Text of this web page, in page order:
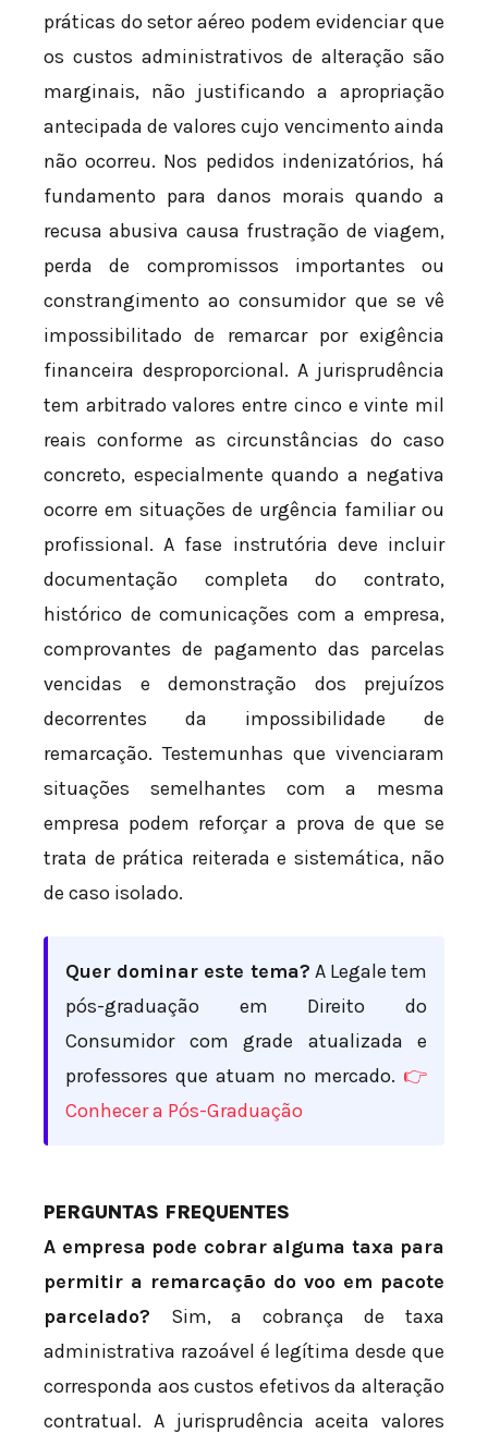
práticas do setor aéreo podem evidenciar que
os custos administrativos de alteração são
marginais, não justificando a apropriação
antecipada de valores cujo vencimento ainda
não ocorreu. Nos pedidos indenizatórios, há
fundamento para danos morais quando a
recusa abusiva causa frustração de viagem,
perda de compromissos importantes ou
constrangimento ao consumidor que se vê
impossibilitado de remarcar por exigência
financeira desproporcional. A jurisprudência
tem arbitrado valores entre cinco e vinte mil
reais conforme as circunstâncias do caso
concreto, especialmente quando a negativa
ocorre em situações de urgência familiar ou
profissional. A fase instrutória deve incluir
documentação completa do contrato,
histórico de comunicações com a empresa,
comprovantes de pagamento das parcelas
vencidas e demonstração dos prejuízos
decorrentes da impossibilidade de
remarcação. Testemunhas que vivenciaram
situações semelhantes com a mesma
empresa podem reforçar a prova de que se
trata de prática reiterada e sistemática, não
de caso isolado.
Quer dominar este tema? A Legale tem
pós-graduação em Direito do
Consumidor com grade atualizada e
professores que atuam no mercado. 👉
Conhecer a Pós-Graduação
PERGUNTAS FREQUENTES
A empresa pode cobrar alguma taxa para
permitir a remarcação do voo em pacote
parcelado? Sim, a cobrança de taxa
administrativa razoável é legítima desde que
corresponda aos custos efetivos da alteração
contratual. A jurisprudência aceita valores